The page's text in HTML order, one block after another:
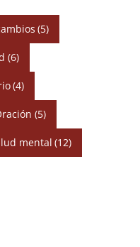
(5)
(6)
(4)
(5)
mental (12)